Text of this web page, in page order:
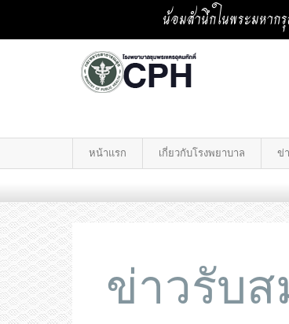
น้อมสำนึกในพระมหา
หน้าแรก เกี่ยวกับโรงพยาบาล ข่
ข่าวรับ